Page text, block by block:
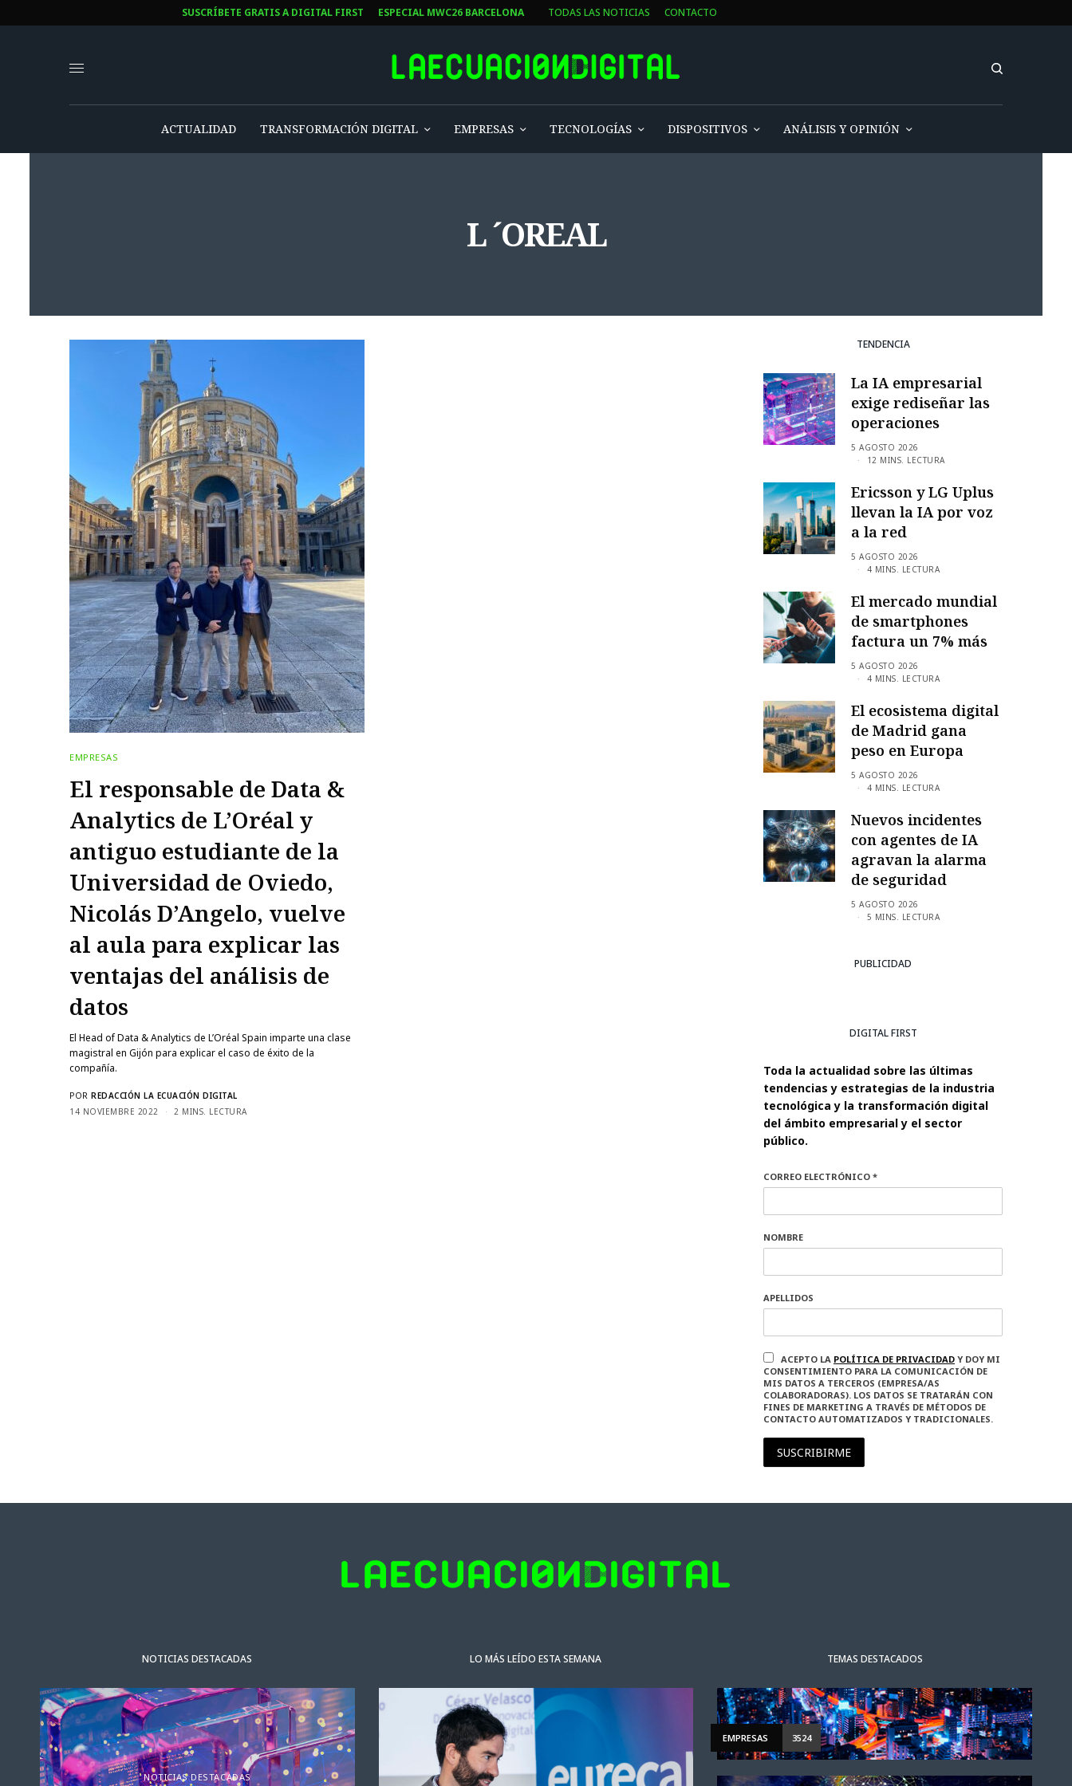
SUSCRÍBETE GRATIS A DIGITAL FIRST ESPECIAL MWC26 BARCELONA TODAS LAS NOTICIAS CONTACTO
ACTUALIDAD TRANSFORMACIÓN DIGITAL EMPRESAS TECNOLOGÍAS DISPOSITIVOS ANÁLISIS Y OPINIÓN
L ´OREAL
EMPRESAS
El responsable de Data &
Analytics de L’Oréal y
antiguo estudiante de la
Universidad de Oviedo,
Nicolás D’Angelo, vuelve
al aula para explicar las
ventajas del análisis de
datos
El Head of Data & Analytics de L’Oréal Spain imparte una clase
magistral en Gijón para explicar el caso de éxito de la
compañía.
POR REDACCIÓN LA ECUACIÓN DIGITAL
14 NOVIEMBRE 2022
2 MINS. LECTURA
TENDENCIA
La IA empresarial
exige rediseñar las
operaciones
5 AGOSTO 2026
12 MINS. LECTURA
Ericsson y LG Uplus
llevan la IA por voz
a la red
5 AGOSTO 2026
4 MINS. LECTURA
El mercado mundial
de smartphones
factura un 7% más
5 AGOSTO 2026
4 MINS. LECTURA
El ecosistema digital
de Madrid gana
peso en Europa
5 AGOSTO 2026
4 MINS. LECTURA
Nuevos incidentes
con agentes de IA
agravan la alarma
de seguridad
5 AGOSTO 2026
5 MINS. LECTURA
PUBLICIDAD
DIGITAL FIRST
Toda la actualidad sobre las últimas
tendencias y estrategias de la industria
tecnológica y la transformación digital
del ámbito empresarial y el sector
público.
CORREO ELECTRÓNICO *
NOMBRE
APELLIDOS
ACEPTO LA POLÍTICA DE PRIVACIDAD Y DOY MI
CONSENTIMIENTO PARA LA COMUNICACIÓN DE
MIS DATOS A TERCEROS (EMPRESA/AS
COLABORADORAS). LOS DATOS SE TRATARÁN CON
FINES DE MARKETING A TRAVÉS DE MÉTODOS DE
CONTACTO AUTOMATIZADOS Y TRADICIONALES.
SUSCRIBIRME
NOTICIAS DESTACADAS
NOTICIAS DESTACADAS NOTICIAS DESTACADAS ACTUALIDAD
LO MÁS LEÍDO ESTA SEMANA TEMAS DESTACADOS
EMPRESAS 3524